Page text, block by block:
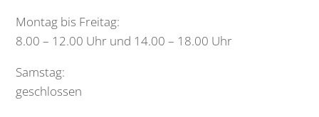
Montag bis Freitag:
8.00 – 12.00 Uhr und 14.00 – 18.00 Uhr
Samstag:
geschlossen